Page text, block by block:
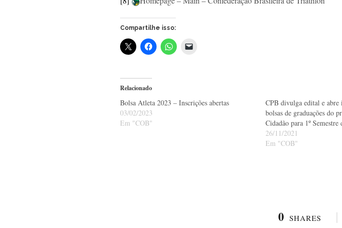
Compartilhe isso:
Relacionado
Bolsa Atleta 2023 – Inscrições abertas
03/02/2023
Em "COB"
CPB divulga edital e abre
bolsas de graduações do
Cidadão para 1º Semestre
26/11/2021
Em "COB"
0 SHARES